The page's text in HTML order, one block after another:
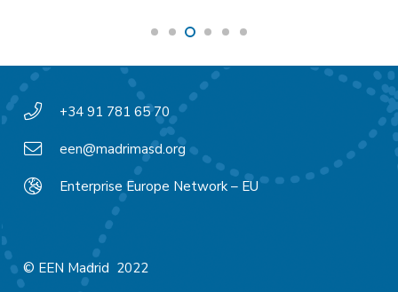
+34 91 781 65 70
een@madrimasd.org
Enterprise Europe Network – EU
© EEN Madrid 2022